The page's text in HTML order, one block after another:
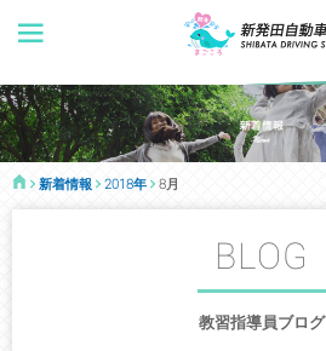
新着情報 2018年 8月
BLOG
教習指導員ブログ